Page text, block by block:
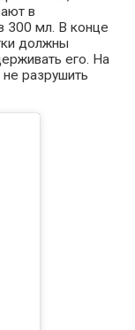
в
300 мл. В конце
должны
его. На
разрушить